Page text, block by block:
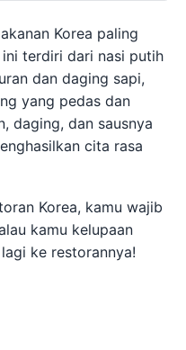
Korea paling
terdiri dari nasi putih
dan daging sapi,
yang pedas dan
daging, dan sausnya
cita rasa
Korea, kamu wajib
kamu kelupaan
ke restorannya!